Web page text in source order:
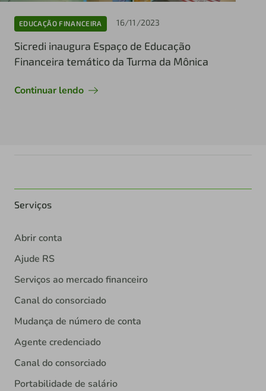
EDUCAÇÃO FINANCEIRA 16/11/2023
Sicredi inaugura Espaço de Educação
Financeira temático da Turma da Mônica
Continuar lendo
Serviços
Abrir conta
Ajude RS
Serviços ao mercado financeiro
Canal do consorciado
Mudança de número de conta
Agente credenciado
Canal do consorciado
Portabilidade de salário